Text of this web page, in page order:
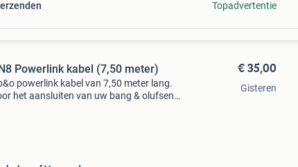
Topadvertentie
Powerlink kabel (7,50 meter)
powerlink kabel van 7,50 meter lang.
het aansluiten van uw bang & olufsen
€ 35,00
Gisteren